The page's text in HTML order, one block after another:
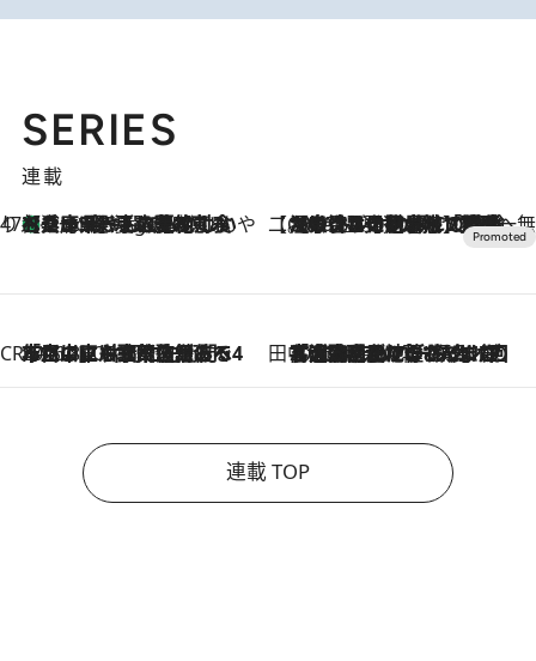
SERIES
連載
47都道府県の手みやげ ひんやりスイーツで夏を満喫
7 Hours Ago
【兵庫県】この夏絶対食べたい 冷やしておいしいおやつ3選 淡路島の恵みをジェラートに集約 【CREA×星野リゾート】唯一無二。癒しと発見が待つ場所へ
2026.8.7
【トンボの足水浴】ヒノキの香りに包まれて涼感マックス！約13℃の湧水かけ流しを避暑地「星野温泉 トンボの湯」で体験
CREA'S CHOICE
2026.8.7
「立川にも歌舞伎があるんだよ」 片岡仁左衛門・市川中車ら豪華座組みで4年目の立川立飛歌舞伎へ 田中稲の勝手に再ブーム
2026.8.7
「湘南乃風に憧れて」観客大盛上がりの“タオル回し”に、ラッパー顔負けの高速歌唱まで…さだまさし（74）のアグレッシブすぎる現在地
連載 TOP